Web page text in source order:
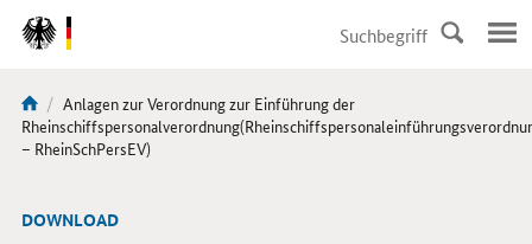
DirektZu:
Navigation
Sie
sind
Aktuelle
Seite:
Anlagen zur Verordnung zur Einführung der
– RheinSchPersEV)
DOWNLOAD